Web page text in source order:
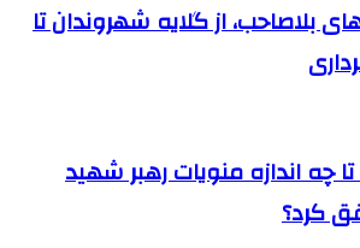
بلاصاحب، از گلایه شهروندان تا
چه اندازه منویات رهبر شهید
کرد؟